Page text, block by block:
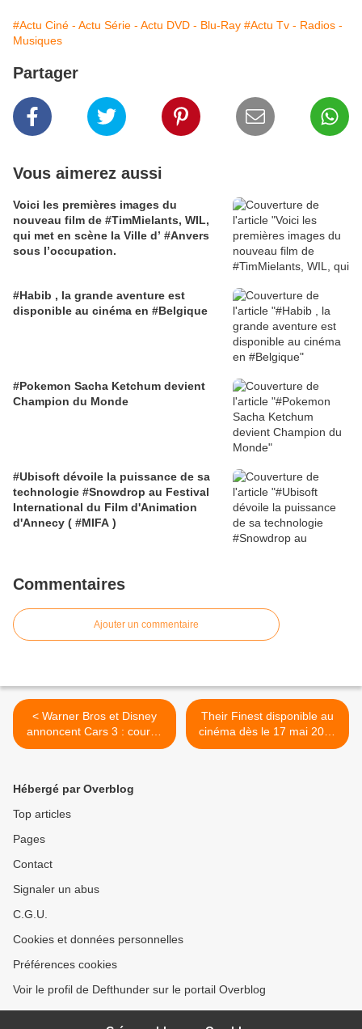
#Actu Ciné - Actu Série - Actu DVD - Blu-Ray #Actu Tv - Radios -
Musiques
Partager
Vous aimerez aussi
Voici les premières images du
nouveau film de #TimMielants, WIL,
qui met en scène la Ville d’ #Anvers
sous l’occupation.
#Habib , la grande aventure est
disponible au cinéma en #Belgique
#Pokemon Sacha Ketchum devient
Champion du Monde
#Ubisoft dévoile la puissance de sa
technologie #Snowdrop au Festival
International du Film d'Animation
d'Annecy ( #MIFA )
Commentaires
Ajouter un commentaire
< Warner Bros et Disney
annoncent Cars 3 : course
vers la victoire
Their Finest disponible au
cinéma dès le 17 mai 2017
>
Hébergé par Overblog
Top articles
Pages
Contact
Signaler un abus
C.G.U.
Cookies et données personnelles
Préférences cookies
Voir le profil de Defthunder sur le portail Overblog